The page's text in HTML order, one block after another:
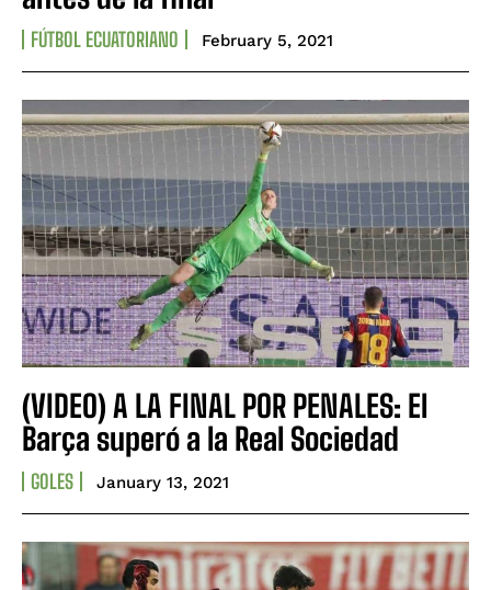
FÚTBOL ECUATORIANO February 5, 2021
(VIDEO) A LA FINAL POR PENALES: El
Barça superó a la Real Sociedad
GOLES January 13, 2021